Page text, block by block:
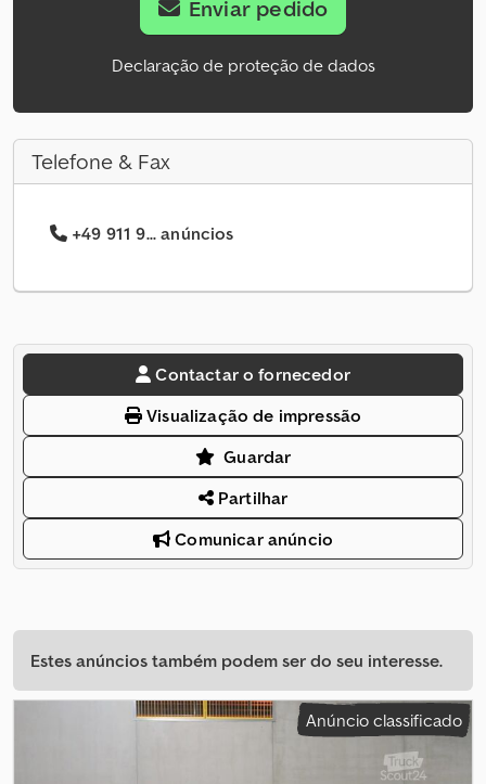
Enviar pedido
Declaração de proteção de dados
Telefone & Fax
+49 911 9... anúncios
Contactar o fornecedor
Visualização de impressão
Guardar
Partilhar
Comunicar anúncio
Estes anúncios também podem ser do seu interesse.
Anúncio classificado